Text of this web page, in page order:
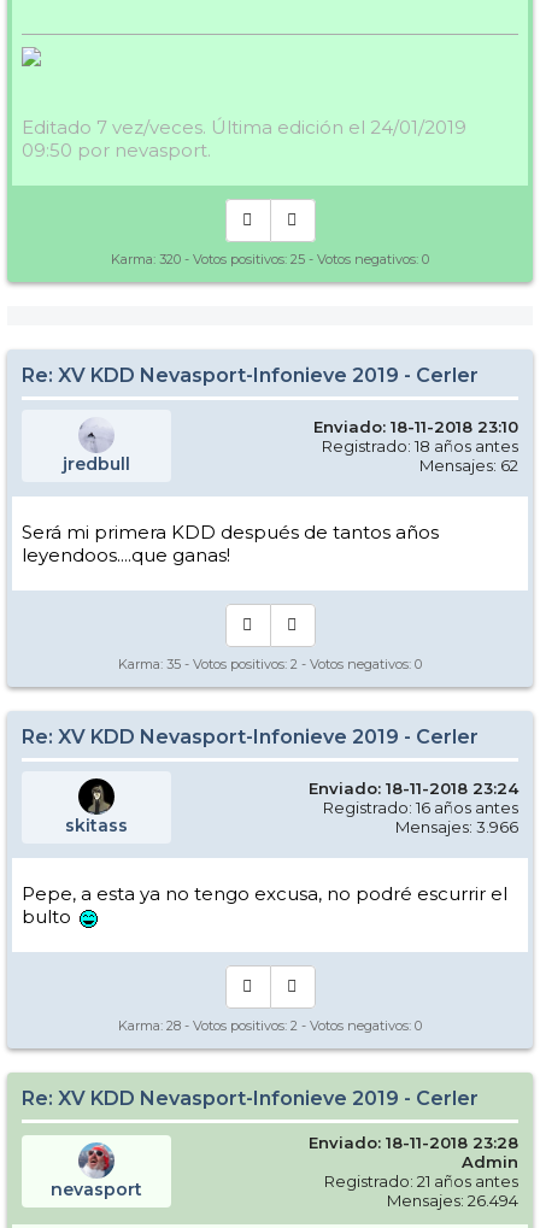
Editado 7 vez/veces. Última edición el 24/01/2019
09:50 por nevasport.
Karma: 320 - Votos positivos: 25 - Votos negativos: 0
Re: XV KDD Nevasport-Infonieve 2019 - Cerler
jredbull
Enviado: 18-11-2018 23:10
Registrado: 18 años antes
Mensajes: 62
Será mi primera KDD después de tantos años
leyendoos....que ganas!
Karma: 35 - Votos positivos: 2 - Votos negativos: 0
Re: XV KDD Nevasport-Infonieve 2019 - Cerler
skitass
Enviado: 18-11-2018 23:24
Registrado: 16 años antes
Mensajes: 3.966
Pepe, a esta ya no tengo excusa, no podré escurrir el
bulto
Karma: 28 - Votos positivos: 2 - Votos negativos: 0
Re: XV KDD Nevasport-Infonieve 2019 - Cerler
nevasport
Enviado: 18-11-2018 23:28
Admin
Registrado: 21 años antes
Mensajes: 26.494